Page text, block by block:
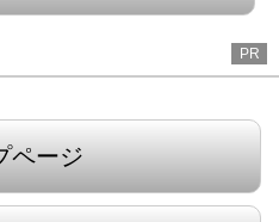
PR
ページ